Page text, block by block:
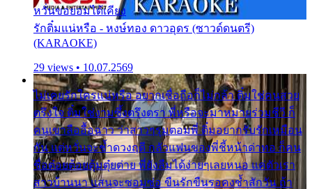
หวั่นขอยอมได้เคียง
รักติ๋มแน่หรือ - หงษ์ทอง ดาวอุดร (ซาวด์ดนตรี)
(KARAOKE)
29 views • 10.07.2569
ไม่เคยรักใครแน่หรือ อยากเชื่อถือก็ไม่กล้า ติ๋มใช่คนสวย
ตรึงใจ ติ๋มใช่งามซึ้งตรึงตรา พี่หรือจะมาหมายร่วมชีวี ก็
คนเขาลืออื้อฉาว ว่าสาวๆรุมตอมพี่ ติ๋มอยากรับรักเหมือน
กัน แต่หวั่นจะช้ำดวงฤดี กลัวแฟนของพี่ชี้หน้าด่าทอ ก็คน
ชื่อต๋อยต้อยตุ้มตุ๋ยต่าย พี่ยังลืมได้ง่ายๆเลยหนอ แค่ตัวเรา
สาวบ้านนา แสนจะซอมซ่อ ขืนรักขืนรอคงช้ำสักวัน ถ้า